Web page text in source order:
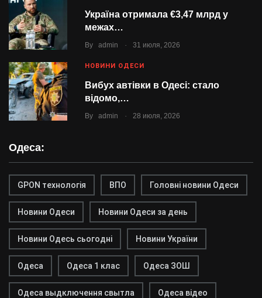
Україна отримала €3,47 млрд у
межах…
By admin . 31 июля, 2026
НОВИНИ ОДЕСИ
Вибух автівки в Одесі: стало
відомо,…
By admin . 28 июля, 2026
Одеса:
GPON технологія ВПО Головні новини Одеси
Новини Одеси Новини Одеси за день
Новини Одесь сьогодні Новини України
Одеса Одеса 1 клас Одеса ЗОШ
Одеса выдключення свытла Одеса відео